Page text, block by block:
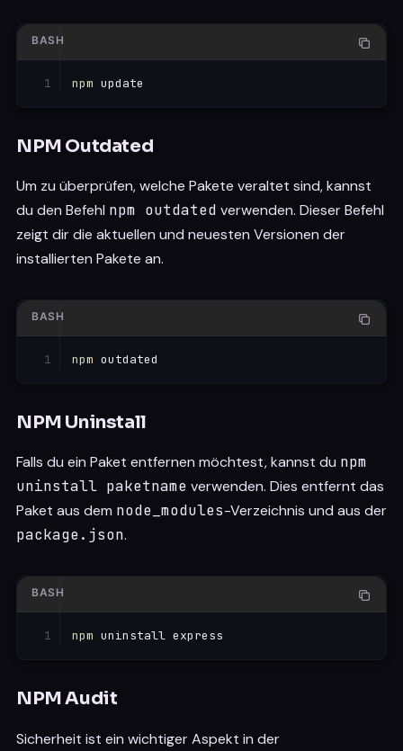
npm
BASH
NPM Outdated
Um zu überprüfen, welche Pakete veraltet sind, kannst
du den Befehl npm outdated verwenden. Dieser Befehl
zeigt dir die aktuellen und neuesten Versionen der
installierten Pakete an.
npm outdated
BASH
NPM Uninstall
Falls du ein Paket entfernen möchtest, kannst du npm
uninstall paketname verwenden. Dies entfernt das
Paket aus dem node_modules-Verzeichnis und aus der
package.json.
npm uninstall express
BASH
NPM Audit
Sicherheit ist ein wichtiger Aspekt in der